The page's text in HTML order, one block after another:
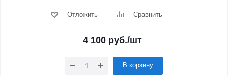
Отложить Сравнить
4 100руб./шт
В корзину